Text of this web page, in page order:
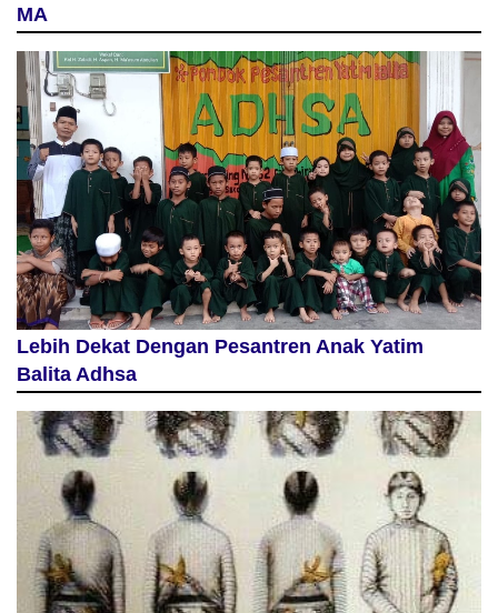
MA
Lebih Dekat Dengan Pesantren Anak Yatim
Balita Adhsa